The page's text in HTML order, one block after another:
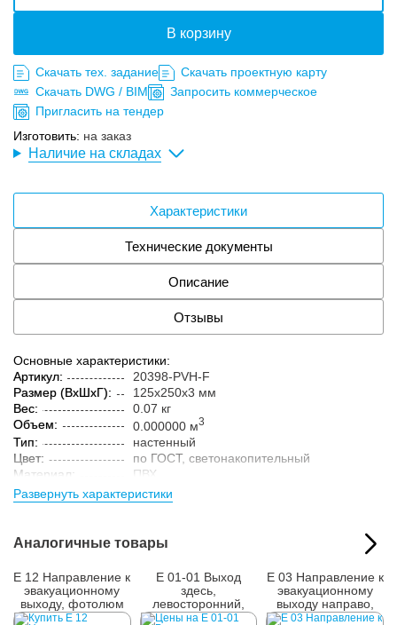
Изготовить: на заказ
В корзину
Скачать тех. задание
Скачать проектную карту
Скачать DWG / BIM
Запросить коммерческое
Пригласить на тендер
Наличие на складах
Характеристики
Технические документы
Описание
Отзывы
Основные характеристики:
Артикул:
20398-PVH-F
Размер (ВxШxГ):
125x250x3 мм
Вес:
0.07 кг
Объем:
0.000000 м3
Тип:
настенный
Цвет:
по ГОСТ, светонакопительный
Материал:
ПВХ
Толщина:
3 мм
Технология:
УФ печать
Размер (ВxШxГ):
130x255x6 мм
Кол-во изделий в
упаковке:
1 шт.
Развернуть характеристики
Аналогичные товары
E 12 Направление к
эвакуационному
выходу, фотолюм
E 01-01 Выход
здесь,
левосторонний,
фотолюм
E 03 Направление к
эвакуационному
выходу направо,
фотолюм